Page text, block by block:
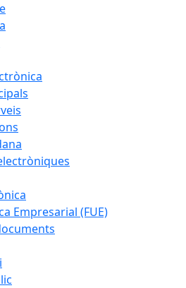
Empresarial (FUE)